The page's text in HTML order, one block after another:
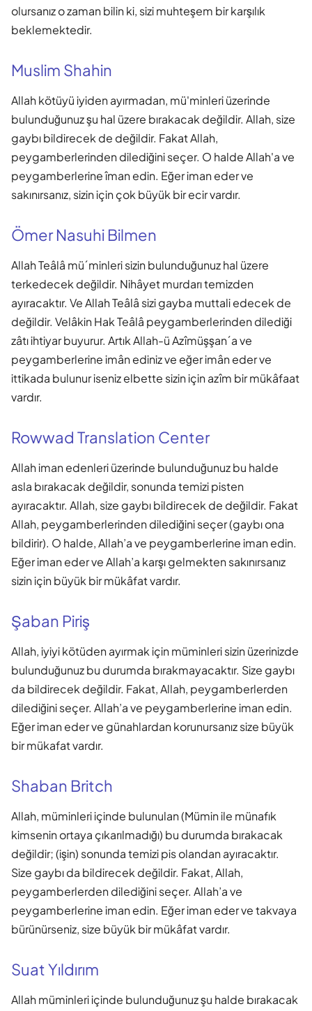
olursanız o zaman bilin ki, sizi muhteşem bir karşılık
beklemektedir.
Muslim Shahin
Allah kötüyü iyiden ayırmadan, mü'minleri üzerinde
bulunduğunuz şu hal üzere bırakacak değildir. Allah, size
gaybı bildirecek de değildir. Fakat Allah,
peygamberlerinden dilediğini seçer. O halde Allah'a ve
peygamberlerine îman edin. Eğer iman eder ve
sakınırsanız, sizin için çok büyük bir ecir vardır.
Ömer Nasuhi Bilmen
Allah Teâlâ mü´minleri sizin bulunduğunuz hal üzere
terkedecek değildir. Nihâyet murdarı temizden
ayıracaktır. Ve Allah Teâlâ sizi gayba muttali edecek de
değildir. Velâkin Hak Teâlâ peygamberlerinden dilediği
zâtı ihtiyar buyurur. Artık Allah-ü Azîmüşşan´a ve
peygamberlerine imân ediniz ve eğer imân eder ve
ittikada bulunur iseniz elbette sizin için azîm bir mükâfaat
vardır.
Rowwad Translation Center
Allah iman edenleri üzerinde bulunduğunuz bu halde
asla bırakacak değildir, sonunda temizi pisten
ayıracaktır. Allah, size gaybı bildirecek de değildir. Fakat
Allah, peygamberlerinden dilediğini seçer (gaybı ona
bildirir). O halde, Allah’a ve peygamberlerine iman edin.
Eğer iman eder ve Allah’a karşı gelmekten sakınırsanız
sizin için büyük bir mükâfat vardır.
Şaban Piriş
Allah, iyiyi kötüden ayırmak için müminleri sizin üzerinizde
bulunduğunuz bu durumda bırakmayacaktır. Size gaybı
da bildirecek değildir. Fakat, Allah, peygamberlerden
dilediğini seçer. Allah’a ve peygamberlerine iman edin.
Eğer iman eder ve günahlardan korunursanız size büyük
bir mükafat vardır.
Shaban Britch
Allah, müminleri içinde bulunulan (Mümin ile münafık
kimsenin ortaya çıkarılmadığı) bu durumda bırakacak
değildir; (işin) sonunda temizi pis olandan ayıracaktır.
Size gaybı da bildirecek değildir. Fakat, Allah,
peygamberlerden dilediğini seçer. Allah’a ve
peygamberlerine iman edin. Eğer iman eder ve takvaya
bürünürseniz, size büyük bir mükâfat vardır.
Suat Yıldırım
Allah müminleri içinde bulunduğunuz şu halde bırakacak